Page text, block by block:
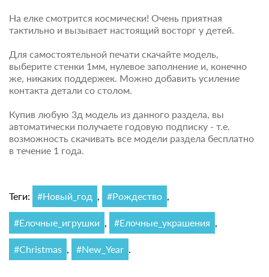
На елке смотрится космически! Очень приятная
тактильно и вызывает настоящий восторг у детей.
Для самостоятельной печати скачайте модель,
выберите стенки 1мм, нулевое заполнение и, конечно
же, никаких поддержек. Можно добавить усиление
контакта детали со столом.
Купив любую 3д модель из данного раздела, вы
автоматически получаете годовую подписку - т.е.
возможность скачивать все модели раздела бесплатно
в течение 1 года.
Теги: #Новый_год , #Рождество ,
#Елочные_игрушки , #Елочные_украшения ,
#Christmas , #New_Year .